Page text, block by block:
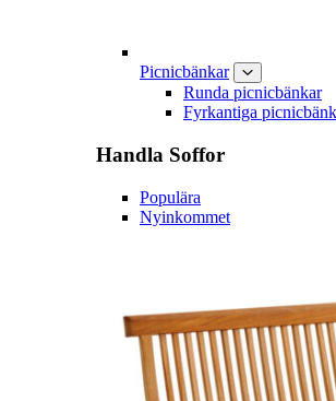
Picnicbänkar
Runda picnicbänkar
Fyrkantiga
Handla Soffor
Populära
Nyinkommet